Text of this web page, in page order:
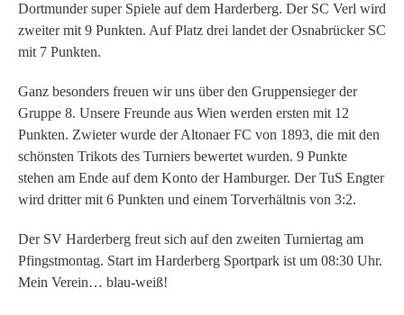
Dortmunder super Spiele auf dem Harderberg. Der SC Verl wird
zweiter mit 9 Punkten. Auf Platz drei landet der Osnabrücker SC
mit 7 Punkten.
Ganz besonders freuen wir uns über den Gruppensieger der
Gruppe 8. Unsere Freunde aus Wien werden ersten mit 12
Punkten. Zwieter wurde der Altonaer FC von 1893, die mit den
schönsten Trikots des Turniers bewertet wurden. 9 Punkte
stehen am Ende auf dem Konto der Hamburger. Der TuS Engter
wird dritter mit 6 Punkten und einem Torverhältnis von 3:2.
Der SV Harderberg freut sich auf den zweiten Turniertag am
Pfingstmontag. Start im Harderberg Sportpark ist um 08:30 Uhr.
Mein Verein… blau-weiß!